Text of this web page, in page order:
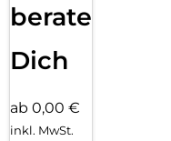
beraten
Dich
ab 0,00 €
inkl. MwSt.